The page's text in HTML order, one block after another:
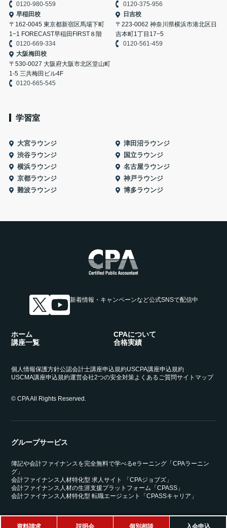
0120-980-559
0120-375-956
早稲田校
〒162-0045 東京都新宿区馬場下町
1−1 FORECAST早稲田FIRST８階
0120-669-334
日吉校
〒223-0062 神奈川県横浜市港北区日
吉本町1丁目17−5
0120-561-459
大阪梅田校
〒530-0027 大阪府大阪市北区堂山町
1-5 三共梅田ビル4F
0120-665-545
学習室
大宮ラウンジ
津田沼ラウンジ
渋谷ラウンジ
国立ラウンジ
横浜ラウンジ
名古屋ラウンジ
京都ラウンジ
神戸ラウンジ
難波ラウンジ
博多ラウンジ
新着情報・キャンペーンなど公式SNSで配信中
ホーム
CPAについて
講座一覧
合格実績
個人情報保護方針公認会計士講座申込規約USCPA講座申込規約
USCMA講座申込規約運営会社2つの安全対策よくあるご質問サイトマップ
© CPA All Rights Reserved.
グループサービス
簿記や会計ファイナンスを完全無料で学べるeラーニング「CPAラーニン
グ」
会計ファイナンス人材特化型 求人サイト 「CPAジョブズ」
会計ファイナンス人材の生涯支援プラットフォーム「CPASS」
会計ファイナンス人材特化型 転職エージェント「CPASSキャリア」
資料請求 説明会 個別相談 入会申込